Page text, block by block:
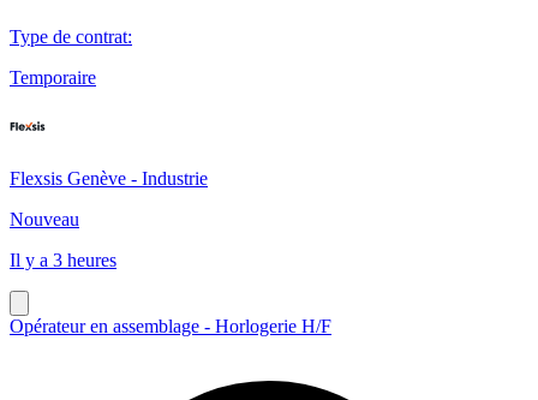
Type de contrat:
Temporaire
Flexsis Genève - Industrie
Nouveau
Il y a 3 heures
Opérateur en assemblage - Horlogerie H/F